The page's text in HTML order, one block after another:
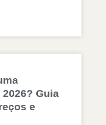
Guia
e